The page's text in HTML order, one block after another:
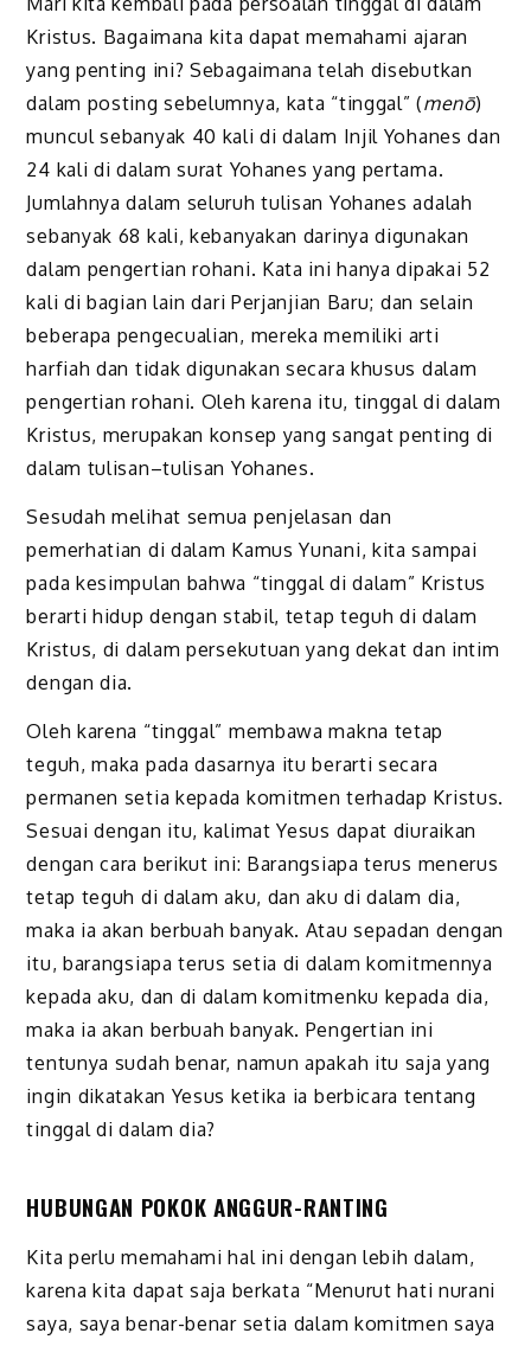
Kristus. Bagaimana kita dapat memahami ajaran
yang penting ini? Sebagaimana telah disebutkan
dalam posting sebelumnya, kata “tinggal” (menō)
muncul sebanyak 40 kali di dalam Injil Yohanes dan
24 kali di dalam surat Yohanes yang pertama.
Jumlahnya dalam seluruh tulisan Yohanes adalah
sebanyak 68 kali, kebanyakan darinya digunakan
dalam pengertian rohani. Kata ini hanya dipakai 52
kali di bagian lain dari Perjanjian Baru; dan selain
beberapa pengecualian, mereka memiliki arti
harfiah dan tidak digunakan secara khusus dalam
pengertian rohani. Oleh karena itu, tinggal di dalam
Kristus, merupakan konsep yang sangat penting di
dalam tulisan–tulisan Yohanes.
Sesudah melihat semua penjelasan dan
pemerhatian di dalam Kamus Yunani, kita sampai
pada kesimpulan bahwa “tinggal di dalam” Kristus
berarti hidup dengan stabil, tetap teguh di dalam
Kristus, di dalam persekutuan yang dekat dan intim
dengan dia.
Oleh karena “tinggal” membawa makna tetap
teguh, maka pada dasarnya itu berarti secara
permanen setia kepada komitmen terhadap Kristus.
Sesuai dengan itu, kalimat Yesus dapat diuraikan
dengan cara berikut ini: Barangsiapa terus menerus
tetap teguh di dalam aku, dan aku di dalam dia,
maka ia akan berbuah banyak. Atau sepadan dengan
itu, barangsiapa terus setia di dalam komitmennya
kepada aku, dan di dalam komitmenku kepada dia,
maka ia akan berbuah banyak. Pengertian ini
tentunya sudah benar, namun apakah itu saja yang
ingin dikatakan Yesus ketika ia berbicara tentang
tinggal di dalam dia?
HUBUNGAN POKOK ANGGUR-RANTING
Kita perlu memahami hal ini dengan lebih dalam,
karena kita dapat saja berkata “Menurut hati nurani
saya, saya benar-benar setia dalam komitmen saya